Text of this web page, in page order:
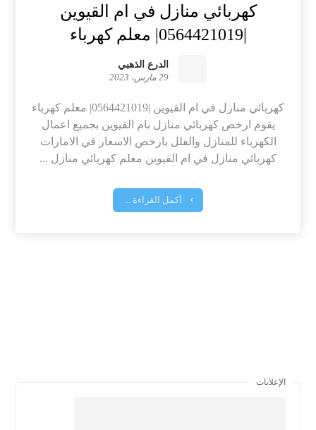
كهربائي منازل في ام القيوين
|0564421019| معلم كهرباء
الدرع الذهبي
29 مارس، 2023
كهربائي منازل في ام القيوين |0564421019| معلم كهرباء
يقوم ارخص كهربائي منازل بام القيوين بجميع اعمال
الكهرباء للمنازل والفلل بارخص الاسعار في الامارات
كهربائي منازل في ام القيوين معلم كهربائي منازل ...
أكمل القراءة ...
الإعلانات